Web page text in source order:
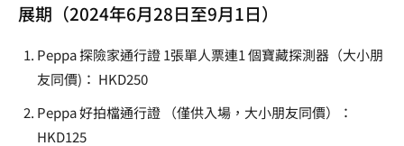
展期（2024年6月28日至9月1日）
Peppa 探險家通行證 1張單人票連1 個寶藏探測器（大小朋
友同價)： HKD250
Peppa 好拍檔通行證 （僅供入場，大小朋友同價）：
HKD125